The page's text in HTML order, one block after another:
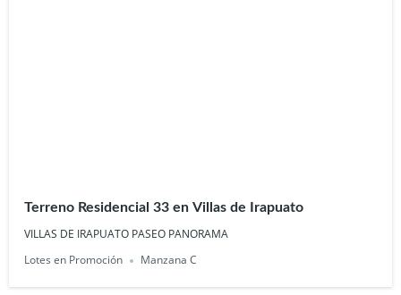
Terreno Residencial 33 en Villas de Irapuato
VILLAS DE IRAPUATO PASEO PANORAMA
Lotes en Promoción
Manzana C